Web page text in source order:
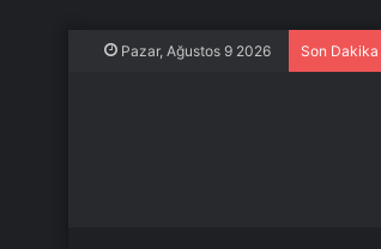
Pazar, Ağustos 9 2026 Son